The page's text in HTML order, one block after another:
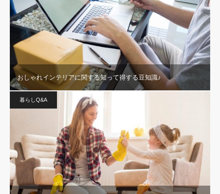
おしゃれインテリアに関する知って得する豆知識♪
暮らしQ&A